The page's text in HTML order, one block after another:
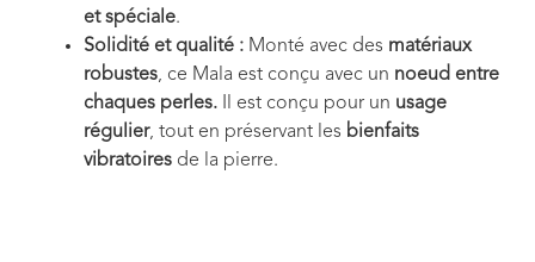
et spéciale.
Solidité et qualité : Monté avec des matériaux
robustes, ce Mala est conçu avec un noeud entre
chaques perles. Il est conçu pour un usage
régulier, tout en préservant les bienfaits
vibratoires de la pierre.